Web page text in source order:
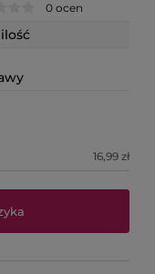
0 ocen
16,99 zł